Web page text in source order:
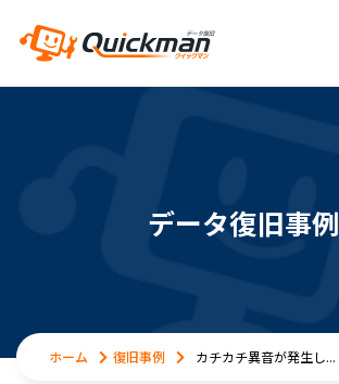
データ復旧事例
ホーム 復旧事例 カチカチ異音が発生し...